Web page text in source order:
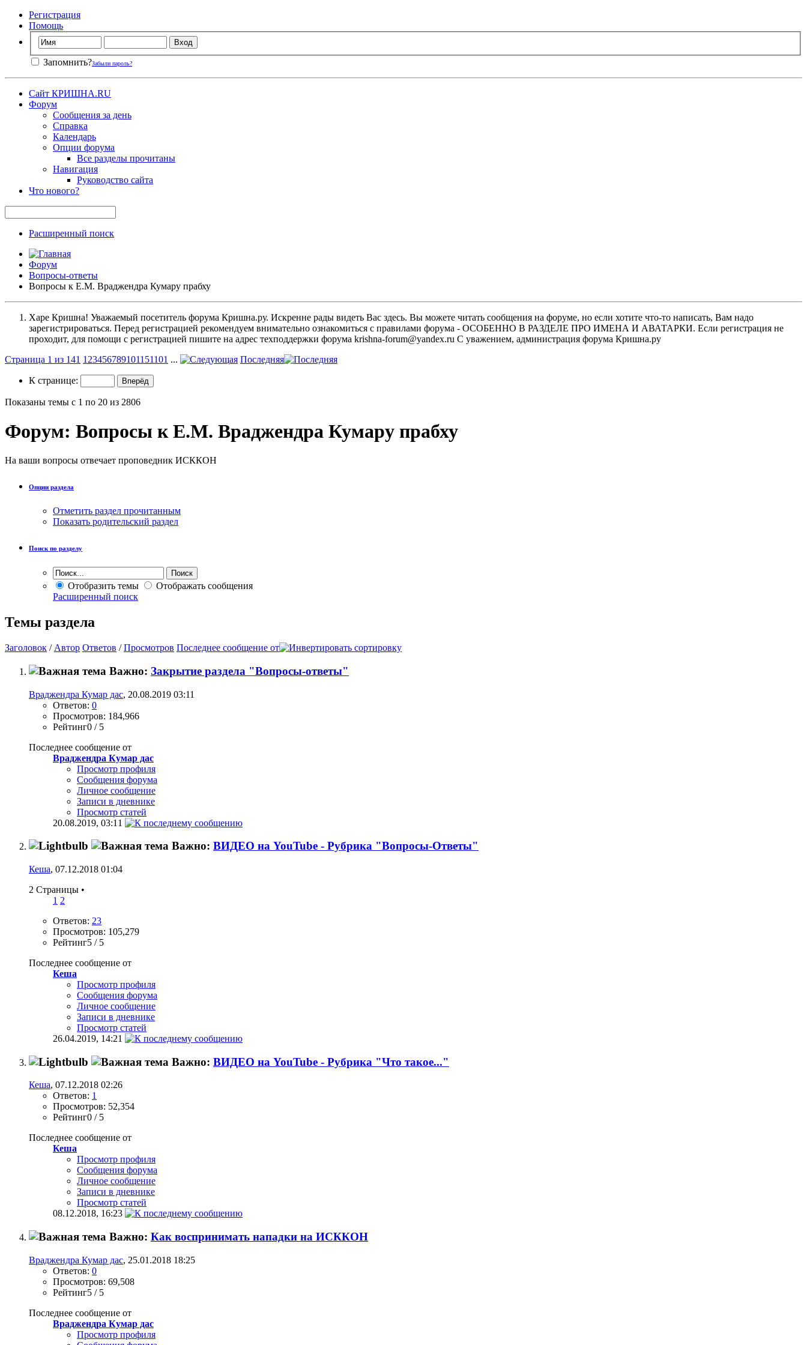
Регистрация
Помощь
Запомнить?Забыли пароль?
Сайт КРИШНА.RU
Форум
Сообщения за день
Справка
Календарь
Опции форума
Все разделы прочитаны
Навигация
Руководство сайта
Что нового?
Расширенный поиск
Форум
Вопросы-ответы
Вопросы к Е.М. Враджендра Кумару прабху
Харе Кришна! Уважаемый посетитель форума Кришна.ру. Искренне рады видеть Вас здесь. Вы можете читать сообщения на форуме, но если хотите что-то написать, Вам надо
зарегистрироваться. Перед регистрацией рекомендуем внимательно ознакомиться с правилами форума - ОСОБЕННО В РАЗДЕЛЕ ПРО ИМЕНА И АВАТАРКИ. Если регистрация не
проходит, для помощи с регистрацией пишите на адрес техподдержки форума krishna-forum@yandex.ru С уважением, администрация форума Кришна.ру
Страница 1 из 141 1 234567891011 51101 ... Последняя
К странице:
Показаны темы с 1 по 20 из 2806
Форум: Вопросы к Е.М. Враджендра Кумару прабху
На ваши вопросы отвечает проповедник ИСККОН
Опции раздела
Отметить раздел прочитанным
Показать родительский раздел
Поиск по разделу
Отобразить темы
Отображать сообщения
Расширенный поиск
Темы раздела
Заголовок / Автор Ответов /Просмотров Последнее сообщение от
Важно: Закрытие раздела "Вопросы-ответы"
Враджендра Кумар дас, 20.08.2019 03:11
Ответов: 0
Просмотров: 184,966
Рейтинг0 / 5
Последнее сообщение от
Враджендра Кумар дас
Просмотр профиля
Сообщения форума
Личное сообщение
Записи в дневнике
Просмотр статей
20.08.2019, 03:11
Важно: ВИДЕО на YouTube - Рубрика "Вопросы-Ответы"
Кеша, 07.12.2018 01:04
2 Страницы •
1 2
Ответов: 23
Просмотров: 105,279
Рейтинг5 / 5
Последнее сообщение от
Кеша
Просмотр профиля
Сообщения форума
Личное сообщение
Записи в дневнике
Просмотр статей
26.04.2019, 14:21
Важно: ВИДЕО на YouTube - Рубрика "Что такое..."
Кеша, 07.12.2018 02:26
Ответов: 1
Просмотров: 52,354
Рейтинг0 / 5
Последнее сообщение от
Кеша
Просмотр профиля
Сообщения форума
Личное сообщение
Записи в дневнике
Просмотр статей
08.12.2018, 16:23
Важно: Как воспринимать нападки на ИСККОН
Враджендра Кумар дас, 25.01.2018 18:25
Ответов: 0
Просмотров: 69,508
Рейтинг5 / 5
Последнее сообщение от
Враджендра Кумар дас
Просмотр профиля